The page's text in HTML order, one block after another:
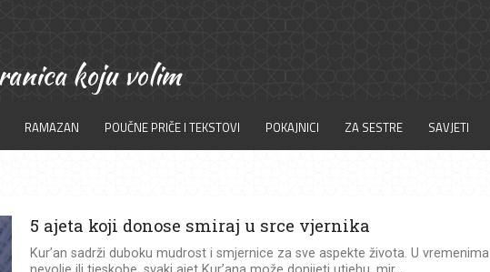
RAMAZAN POUČNE PRIČE I TEKSTOVI POKAJNICI ZA SESTRE SAVJETI
5 ajeta koji donose smiraj u srce vjernika
Kur’an sadrži duboku mudrost i smjernice za sve aspekte života. U vremenima